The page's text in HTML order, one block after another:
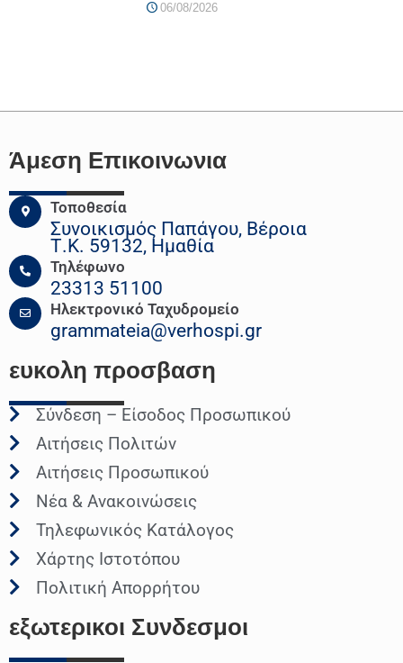
06/08/2026
Άμεση Επικοινωνια
Τοποθεσία
Συνοικισμός Παπάγου, Βέροια
Τ.Κ. 59132, Ημαθία
Τηλέφωνο
23313 51100
Ηλεκτρονικό Ταχυδρομείο
grammateia@verhospi.gr
ευκολη προσβαση
Σύνδεση – Είσοδος Προσωπικού
Αιτήσεις Πολιτών
Αιτήσεις Προσωπικού
Νέα & Ανακοινώσεις
Τηλεφωνικός Κατάλογος
Χάρτης Ιστοτόπου
Πολιτική Απορρήτου
εξωτερικοι Συνδεσμοι